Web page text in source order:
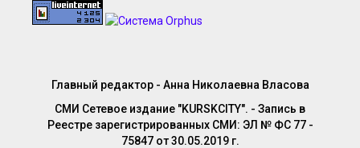
Главный редактор - Анна Николаевна Власова
СМИ Сетевое издание "KURSKCITY". - Запись в
Реестре зарегистрированных СМИ: ЭЛ № ФС 77 -
75847 от 30.05.2019 г.